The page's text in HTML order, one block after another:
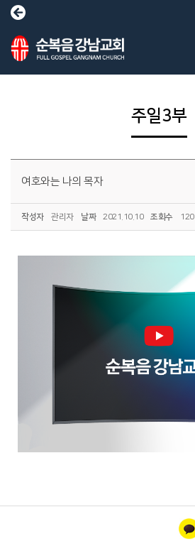
주일3부
여호와는 나의 목자
작성자 관리자 날짜 2021.10.10 조회수 120